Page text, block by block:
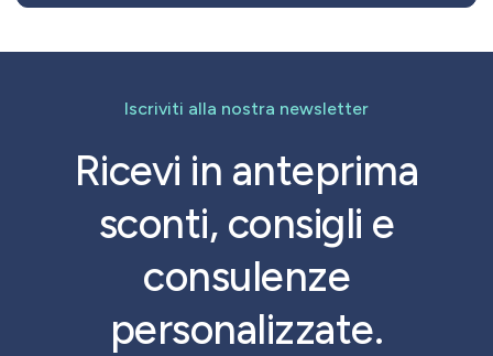
Iscriviti alla nostra newsletter
Ricevi in anteprima
sconti, consigli e
consulenze
personalizzate.